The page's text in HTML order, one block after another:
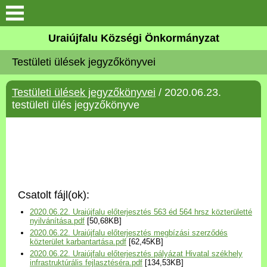
Köszöntő
Elérhetőségek
Uraiújfalu
Választási információk
Versenyképes Járások
Program
Uraiújfalu Községi Önkormányzat
Testületi ülések jegyzőkönyvei
Testületi ülések jegyzőkönyvei / 2020.06.23.
testületi ülés jegyzőkönyve
Csatolt fájl(ok):
2020.06.22. Uraiújfalu előterjesztés 563 éd 564 hrsz közterületté
nyilvánítása.pdf [50,68KB]
2020.06.22. Uraiújfalu előterjesztés megbízási szerződés
közterület karbantartása.pdf [62,45KB]
2020.06.22. Uraiújfalu előterjesztés pályázat Hivatal székhely
infrastruktúrális fejlasztéséra.pdf [134,53KB]